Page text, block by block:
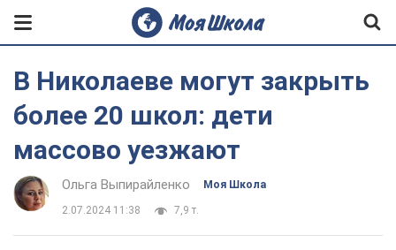
В Николаеве могут закрыть
более 20 школ: дети
массово уезжают
Ольга Выпирайленко Моя Школа
2.07.2024 11:38 7,9 т.